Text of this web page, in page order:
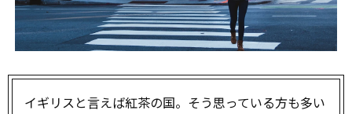
イギリスと言えば紅茶の国。そう思っている方も多い